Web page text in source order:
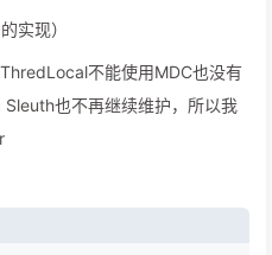
实现）
不能使用MDC也没有
也不再继续维护，所以我